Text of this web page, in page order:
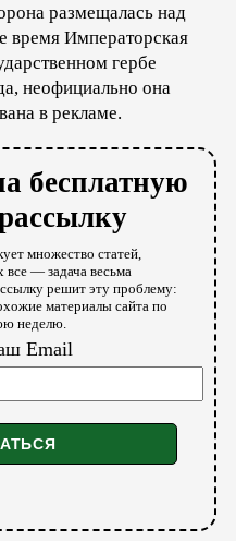
размещалась над
время Императорская
гербе
неофициально она
в рекламе.
бесплатную
множество статей,
все — задача весьма
решит эту проблему:
материалы сайта по
неделю.
Email